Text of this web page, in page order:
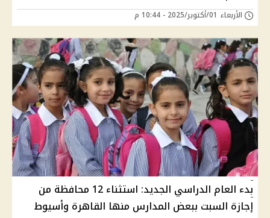
الأربعاء 01/أكتوبر/2025 - 10:44 م
بدء العام الدراسي الجديد: استثناء 12 محافظة من
إجازة السبت ببعض المدارس منها القاهرة وأسيوط